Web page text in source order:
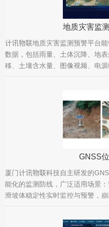
地质灾害监
计讯物联地质灾害监测预警平台
数据，包括雨量、土体沉降、地
移、土壤含水量、图像视频、电
GNSS
厦门计讯物联科技自主研发的
能化的监测防线，广泛适用场景
滑坡体稳定性实时监控与预警，